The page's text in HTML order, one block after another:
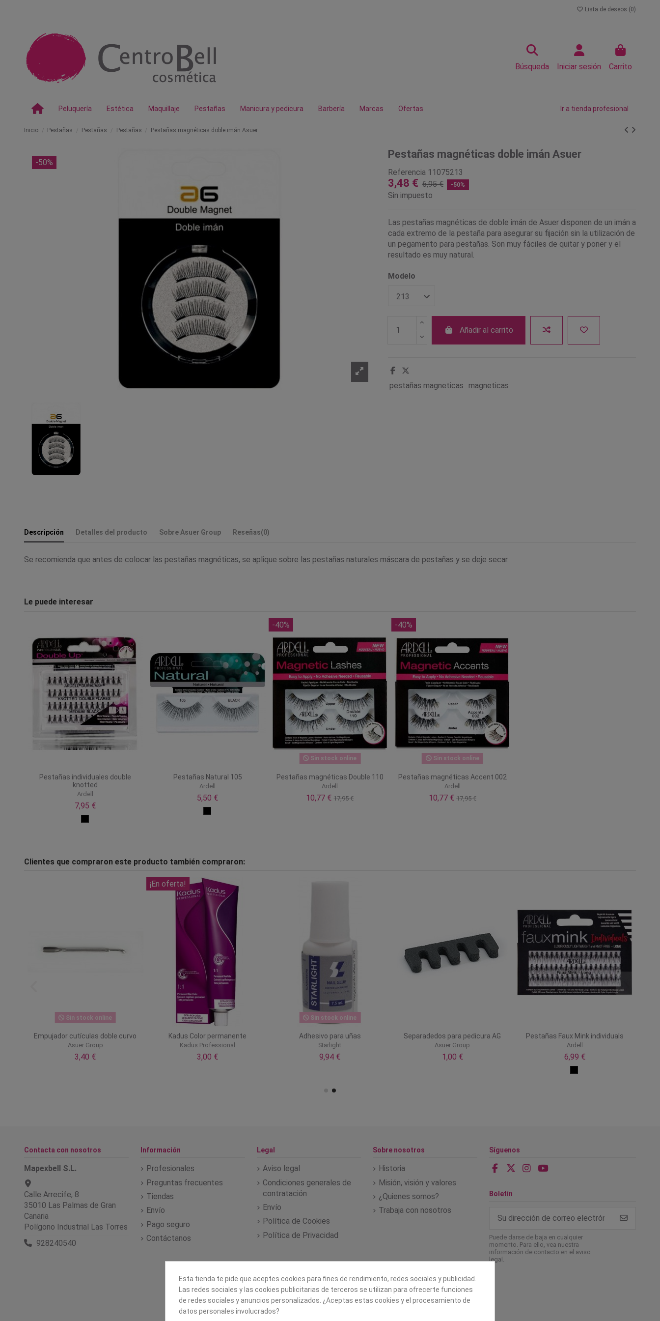
Lista de deseos (0)
Búsqueda Iniciar sesión Carrito
Peluquería Estética Maquillaje Pestañas Manicura y pedicura Barbería Marcas Ofertas Ir a tienda profesional
Inicio Pestañas Pestañas Pestañas Pestañas magnéticas doble imán Asuer
-50%
Pestañas magnéticas doble imán Asuer
Referencia 11075213
3,48 € 6,95 € -50%
Sin impuesto
Las pestañas magnéticas de doble imán de Asuer disponen de un imán a
cada extremo de la pestaña para asegurar su fijación sin la utilización de
un pegamento para pestañas. Son muy fáciles de quitar y poner y el
resultado es muy natural.
Modelo
Añadir al carrito
pestañas magneticas magneticas
Descripción Detalles del producto Sobre Asuer Group Reseñas(0)
Se recomienda que antes de colocar las pestañas magnéticas, se aplique sobre las pestañas naturales máscara de pestañas y se deje secar.
Le puede interesar
Pestañas individuales double
knotted
Ardell
7,95 €
Pestañas Natural 105
Ardell
5,50 €
-40%
Sin stock online
Pestañas magnéticas Double 110
Ardell
10,77 €17,95 €
-40%
Sin stock online
Pestañas magnéticas Accent 002
Ardell
10,77 € 17,95 €
Clientes que compraron este producto también compraron:
Sin stock online
Empujador cutículas doble curvo
Asuer Group
3,40 €
¡En oferta!
Kadus Color permanente
Kadus Professional
3,00 €
Sin stock online
Adhesivo para uñas
Starlight
9,94 €
Separadedos para pedicura AG
Asuer Group
1,00 €
Pestañas Faux Mink individuals
Ardell
6,99 €
Contacta con nosotros
Mapexbell S.L.
Calle Arrecife, 8
35010 Las Palmas de Gran
Canaria
Polígono Industrial Las Torres
928240540
Información
Profesionales
Preguntas frecuentes
Tiendas
Envío
Pago seguro
Contáctanos
Legal
Aviso legal
Condiciones generales de
contratación
Envío
Política de Cookies
Política de Privacidad
Sobre nosotros
Historia
Misión, visión y valores
¿Quienes somos?
Trabaja con nosotros
Síguenos
Boletín
Puede darse de baja en cualquier
momento. Para ello, vea nuestra
información de contacto en el aviso
legal.
Esta tienda te pide que aceptes cookies para fines de rendimiento, redes sociales y publicidad.
Las redes sociales y las cookies publicitarias de terceros se utilizan para ofrecerte funciones
de redes sociales y anuncios personalizados. ¿Aceptas estas cookies y el procesamiento de
datos personales involucrados?